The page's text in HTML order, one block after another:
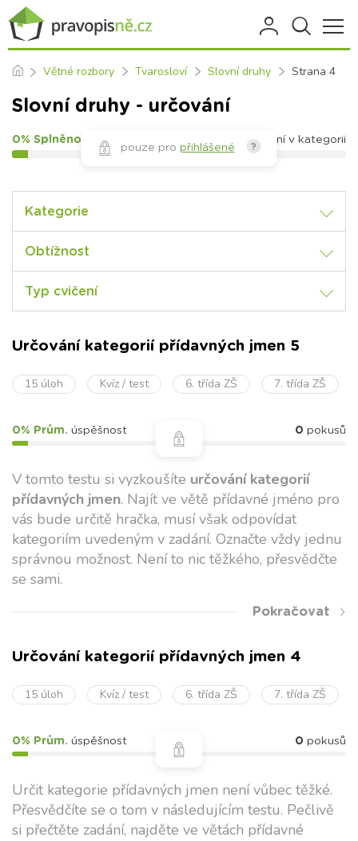
Větné rozbory Tvarosloví Slovní druhy Strana 4
Slovní druhy - určování
0% Splněno cvičení v kategorii
pouze pro přihlášené ?
Kategorie
Obtížnost
Typ cvičení
Určování kategorií přídavných jmen 5
15 úloh Kvíz / test 6. třída ZŠ 7. třída ZŠ
0% Prům. úspěšnost 0 pokusů
V tomto testu si vyzkoušíte určování kategorií
přídavných jmen. Najít ve větě přídavné jméno pro
vás bude určitě hračka, musí však odpovídat
kategoriím uvedeným v zadání. Označte vždy jednu
správnou možnost. Není to nic těžkého, přesvědčte
se sami.
Pokračovat
Určování kategorií přídavných jmen 4
15 úloh Kvíz / test 6. třída ZŠ 7. třída ZŠ
0% Prům. úspěšnost 0 pokusů
Určit kategorie přídavných jmen není vůbec těžké.
Přesvědčíte se o tom v následujícím testu. Pečlivě
si přečtěte zadání, najděte ve větách přídavné